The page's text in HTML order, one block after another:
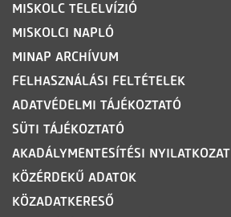
MISKOLC TELELVÍZIÓ
MISKOLCI NAPLÓ
MINAP ARCHÍVUM
FELHASZNÁLÁSI FELTÉTELEK
ADATVÉDELMI TÁJÉKOZTATÓ
SÜTI TÁJÉKOZTATÓ
AKADÁLYMENTESÍTÉSI NYILATKOZAT
KÖZÉRDEKŰ ADATOK
KÖZADATKERESŐ